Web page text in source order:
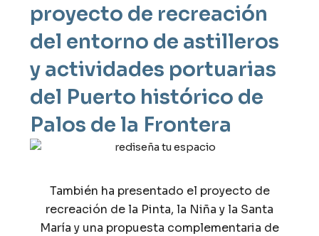
proyecto de recreación
del entorno de astilleros
y actividades portuarias
del Puerto histórico de
Palos de la Frontera
También ha presentado el proyecto de
recreación de la Pinta, la Niña y la Santa
María y una propuesta complementaria de